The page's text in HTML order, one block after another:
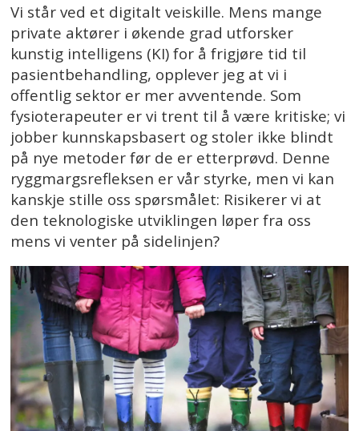
Vi står ved et digitalt veiskille. Mens mange
private aktører i økende grad utforsker
kunstig intelligens (KI) for å frigjøre tid til
pasientbehandling, opplever jeg at vi i
offentlig sektor er mer avventende. Som
fysioterapeuter er vi trent til å være kritiske; vi
jobber kunnskapsbasert og stoler ikke blindt
på nye metoder før de er etterprøvd. Denne
ryggmargsrefleksen er vår styrke, men vi kan
kanskje stille oss spørsmålet: Risikerer vi at
den teknologiske utviklingen løper fra oss
mens vi venter på sidelinjen?